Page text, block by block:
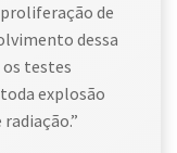
de
dessa
os testes
explosão